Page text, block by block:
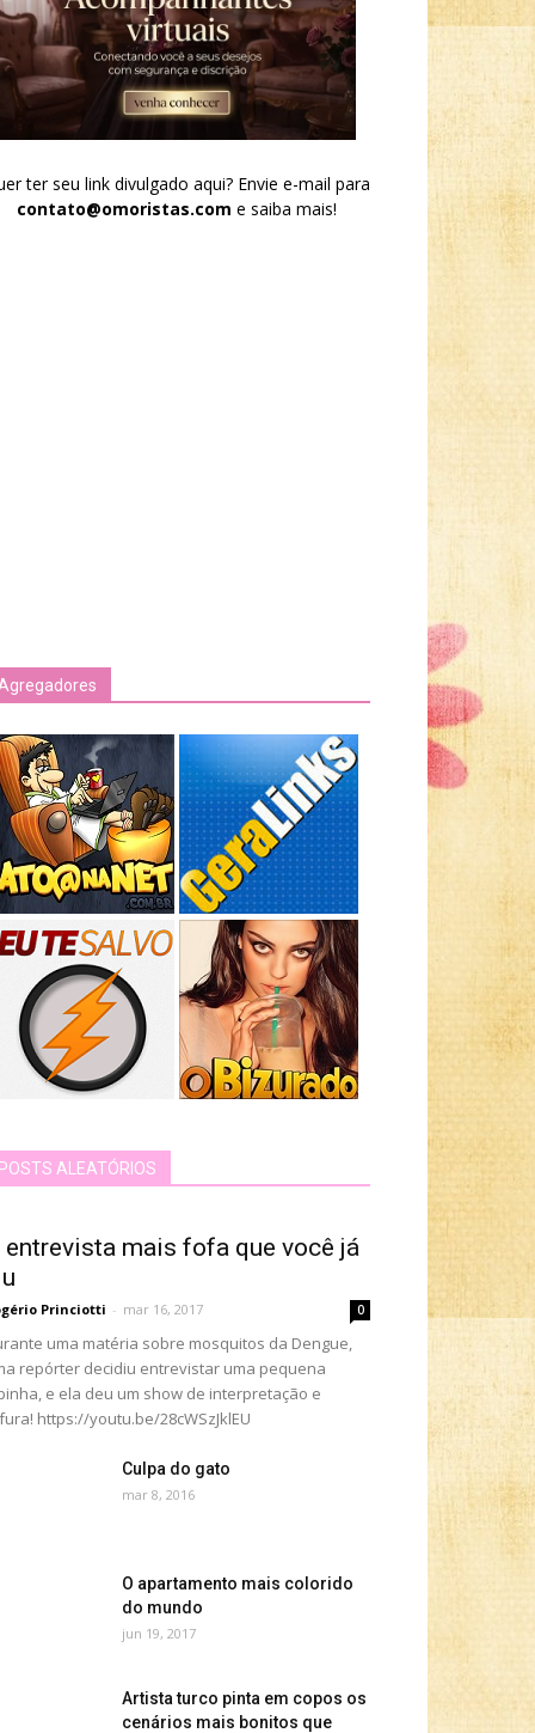
ter seu link divulgado aqui? Envie e-mail para
contato@omoristas.com e saiba mais!
ALEATÓRIOS
entrevista mais fofa que você já
Princiotti - mar 16, 2017 0
uma matéria sobre mosquitos da Dengue,
repórter decidiu entrevistar uma pequena
e ela deu um show de interpretação e
https://youtu.be/28cWSzJklEU
Culpa do gato
mar 8, 2016
O apartamento mais colorido
do mundo
jun 19, 2017
Artista turco pinta em copos os
cenários mais bonitos que